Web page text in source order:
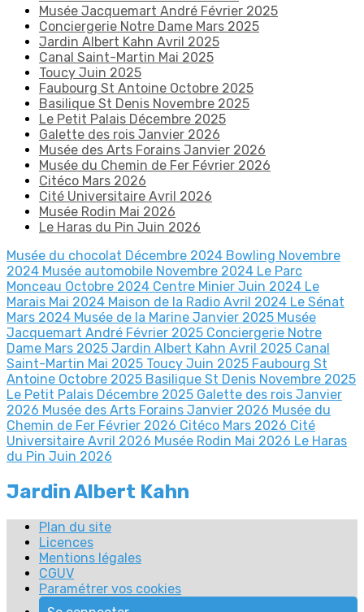
Musée Jacquemart André Février 2025
Conciergerie Notre Dame Mars 2025
Jardin Albert Kahn Avril 2025
Canal Saint-Martin Mai 2025
Toucy Juin 2025
Faubourg St Antoine Octobre 2025
Basilique St Denis Novembre 2025
Le Petit Palais Décembre 2025
Galette des rois Janvier 2026
Musée des Arts Forains Janvier 2026
Musée du Chemin de Fer Février 2026
Citéco Mars 2026
Cité Universitaire Avril 2026
Musée Rodin Mai 2026
Le Haras du Pin Juin 2026
Musée du chocolat Décembre 2024 Bowling Novembre
2024 Musée automobile Novembre 2024 Le Parc
Monceau Octobre 2024 Centre Minier Juin 2024 Le
Marais Mai 2024 Maison de la Radio Avril 2024 Le Sénat
Mars 2024 Musée de la Marine Janvier 2025 Musée
Jacquemart André Février 2025 Conciergerie Notre
Dame Mars 2025 Jardin Albert Kahn Avril 2025 Canal
Saint-Martin Mai 2025 Toucy Juin 2025 Faubourg St
Antoine Octobre 2025 Basilique St Denis Novembre 2025
Le Petit Palais Décembre 2025 Galette des rois Janvier
2026 Musée des Arts Forains Janvier 2026 Musée du
Chemin de Fer Février 2026 Citéco Mars 2026 Cité
Universitaire Avril 2026 Musée Rodin Mai 2026 Le Haras
du Pin Juin 2026
Jardin Albert Kahn
Plan du site
Licences
Mentions légales
CGUV
Paramétrer vos cookies